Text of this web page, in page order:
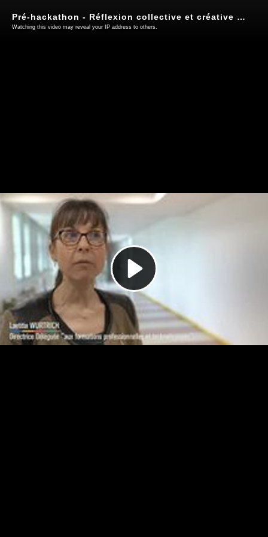
Play
Video
Pré-hackathon - Réflexion collective et créative : coin détente et ilôts
Watching this video may reveal your IP address to others.